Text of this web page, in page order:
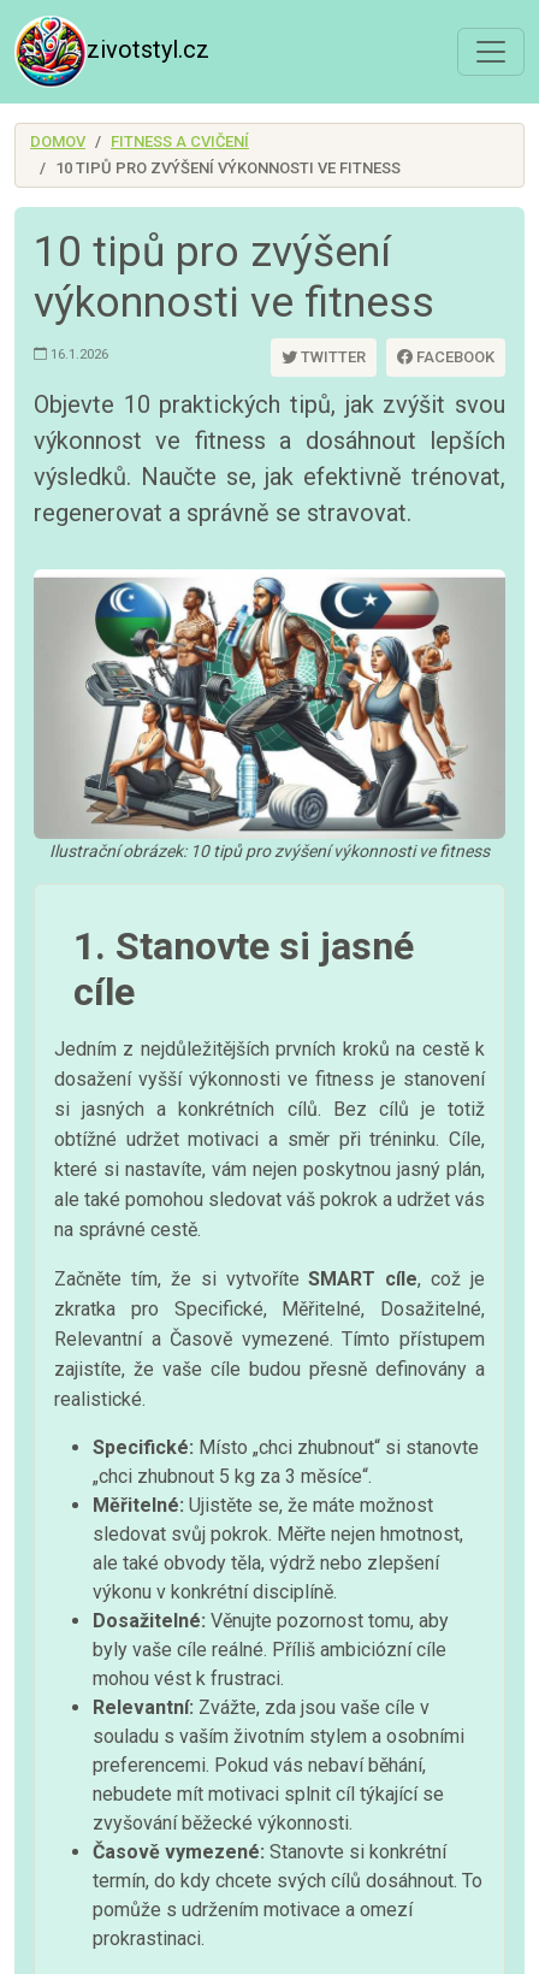
zivotstyl.cz
DOMOV
FITNESS A CVIČENÍ
10 TIPŮ PRO ZVÝŠENÍ VÝKONNOSTI VE FITNESS
10 tipů pro zvýšení
výkonnosti ve fitness
16.1.2026 TWITTER FACEBOOK
Objevte 10 praktických tipů, jak zvýšit svou
výkonnost ve fitness a dosáhnout lepších
výsledků. Naučte se, jak efektivně trénovat,
regenerovat a správně se stravovat.
Ilustrační obrázek: 10 tipů pro zvýšení výkonnosti ve fitness
1. Stanovte si jasné
cíle
Jedním z nejdůležitějších prvních kroků na cestě k
dosažení vyšší výkonnosti ve fitness je stanovení
si jasných a konkrétních cílů. Bez cílů je totiž
obtížné udržet motivaci a směr při tréninku. Cíle,
které si nastavíte, vám nejen poskytnou jasný plán,
ale také pomohou sledovat váš pokrok a udržet vás
na správné cestě.
Začněte tím, že si vytvoříteSMART cíle, což je
zkratka pro Specifické, Měřitelné, Dosažitelné,
Relevantní a Časově vymezené. Tímto přístupem
zajistíte, že vaše cíle budou přesně definovány a
realistické.
Specifické: Místo „chci zhubnout“ si stanovte
„chci zhubnout 5 kg za 3 měsíce“.
Měřitelné: Ujistěte se, že máte možnost
sledovat svůj pokrok. Měřte nejen hmotnost,
ale také obvody těla, výdrž nebo zlepšení
výkonu v konkrétní disciplíně.
Dosažitelné: Věnujte pozornost tomu, aby
byly vaše cíle reálné. Příliš ambiciózní cíle
mohou vést k frustraci.
Relevantní: Zvážte, zda jsou vaše cíle v
souladu s vaším životním stylem a osobními
preferencemi. Pokud vás nebaví běhání,
nebudete mít motivaci splnit cíl týkající se
zvyšování běžecké výkonnosti.
Časově vymezené: Stanovte si konkrétní
termín, do kdy chcete svých cílů dosáhnout. To
pomůže s udržením motivace a omezí
prokrastinaci.